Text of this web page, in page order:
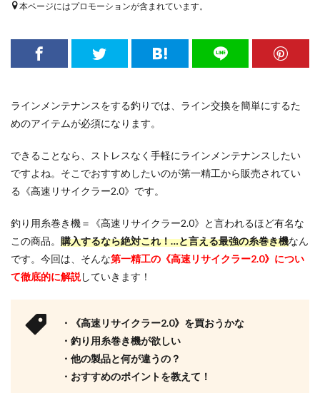
本ページにはプロモーションが含まれています。
ラインメンテナンスをする釣りでは、ライン交換を簡単にするた
めのアイテムが必須になります。
できることなら、ストレスなく手軽にラインメンテナンスしたい
ですよね。そこでおすすめしたいのが第一精工から販売されてい
る《高速リサイクラー2.0》です。
釣り用糸巻き機＝《高速リサイクラー2.0》と言われるほど有名な
この商品。 購入するなら絶対これ！…と言える最強の糸巻き機なん
です。今回は、そんな第一精工の《高速リサイクラー2.0》につい
て徹底的に解説していきます！
・《高速リサイクラー2.0》を買おうかな
・釣り用糸巻き機が欲しい
・他の製品と何が違うの？
・おすすめのポイントを教えて！